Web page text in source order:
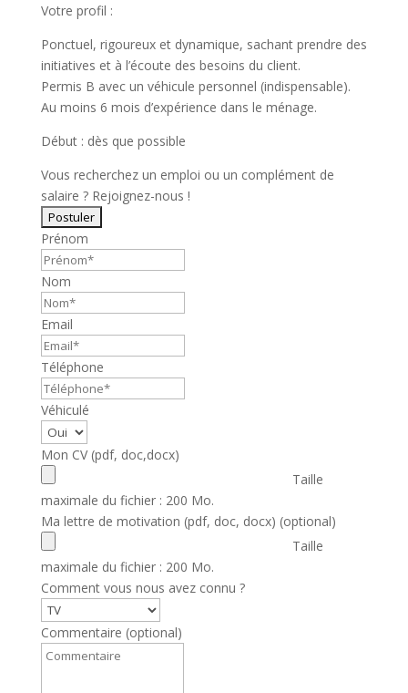
Votre profil :
Ponctuel, rigoureux et dynamique, sachant prendre des
initiatives et à l’écoute des besoins du client.
Permis B avec un véhicule personnel (indispensable).
Au moins 6 mois d’expérience dans le ménage.
Début : dès que possible
Vous recherchez un emploi ou un complément de
salaire ? Rejoignez-nous !
Prénom
Nom
Email
Téléphone
Véhiculé
Mon CV (pdf, doc,docx)
Taille
maximale du fichier : 200 Mo.
Ma lettre de motivation (pdf, doc, docx) (optional)
Taille
maximale du fichier : 200 Mo.
Comment vous nous avez connu ?
Commentaire (optional)